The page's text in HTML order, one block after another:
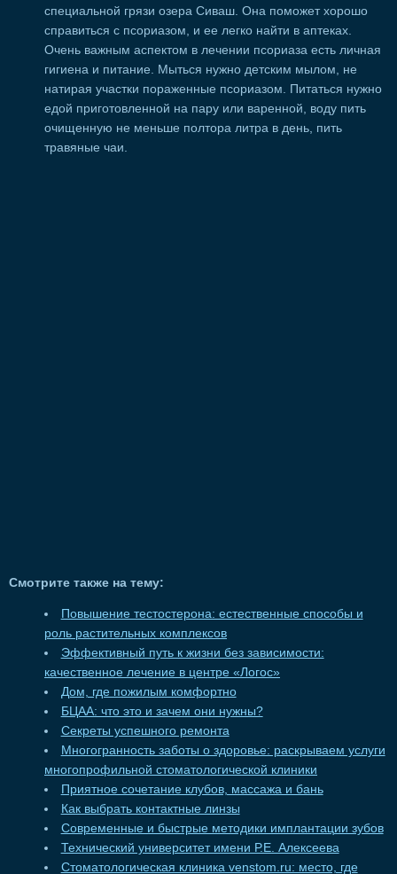
специальной грязи озера Сиваш. Она поможет хорошо
справиться с псориазом, и ее легко найти в аптеках.
Очень важным аспектом в лечении псориаза есть личная
гигиена и питание. Мыться нужно детским мылом, не
натирая участки пораженные псориазом. Питаться нужно
едой приготовленной на пару или варенной, воду пить
очищенную не меньше полтора литра в день, пить
травяные чаи.
Смотрите также на тему:
Повышение тестостерона: естественные способы и
роль растительных комплексов
Эффективный путь к жизни без зависимости:
качественное лечение в центре «Логос»
Дом, где пожилым комфортно
БЦАА: что это и зачем они нужны?
Секреты успешного ремонта
Многогранность заботы о здоровье: раскрываем услуги
многопрофильной стоматологической клиники
Приятное сочетание клубов, массажа и бань
Как выбрать контактные линзы
Современные и быстрые методики имплантации зубов
Технический университет имени Р.Е. Алексеева
Стоматологическая клиника venstom.ru: место, где